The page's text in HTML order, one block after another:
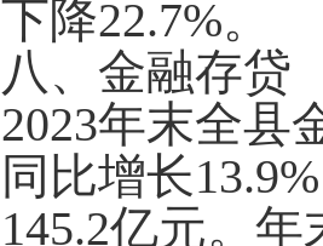
下降22.7%。
八、金融存贷
2023年末全县
同比增长
145.2亿元。